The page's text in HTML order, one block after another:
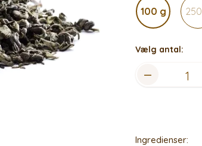
100 g
Vælg antal:
Ingredienser: